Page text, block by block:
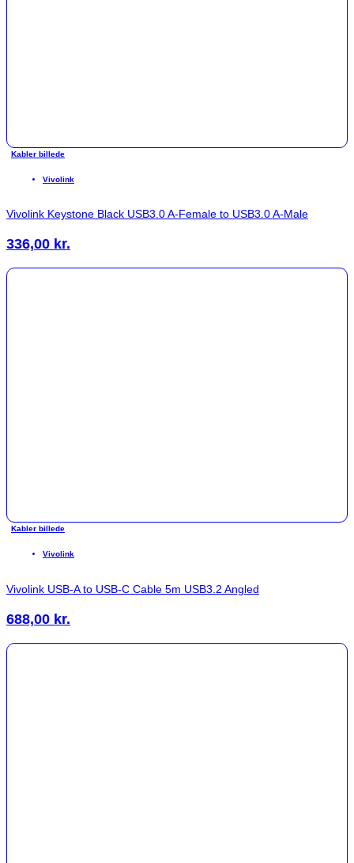
Kabler billede
Vivolink
Vivolink Keystone Black USB3.0 A-Female to USB3.0 A-Male
336,00 kr.
Kabler billede
Vivolink
Vivolink USB-A to USB-C Cable 5m USB3.2 Angled
688,00 kr.